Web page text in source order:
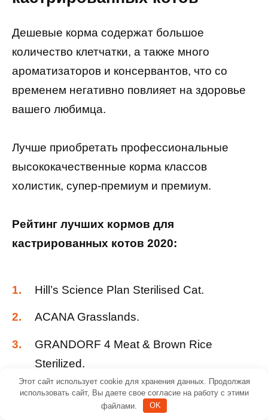
Дешевые корма содержат большое
количество клетчатки, а также много
ароматизаторов и консервантов, что со
временем негативно повлияет на здоровье
вашего любимца.
Лучше приобретать профессиональные
высококачественные корма классов
холистик, супер-премиум и премиум.
Рейтинг лучших кормов для
кастрированных котов 2020:
Hill’s Science Plan Sterilised Cat.
ACANA Grasslands.
GRANDORF 4 Meat & Brown Rice
Sterilized.
Golden Eagle Holistic Adult Cat.
Этот сайт использует cookie для хранения данных. Продолжая
использовать сайт, Вы даете свое согласие на работу с этими
файлами.
OK